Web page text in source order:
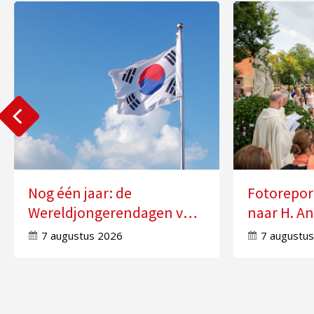
Nog één jaar: de
Wereldjongerendagen van
2027 in Seoul
7 augustus 2026
naar H.
7